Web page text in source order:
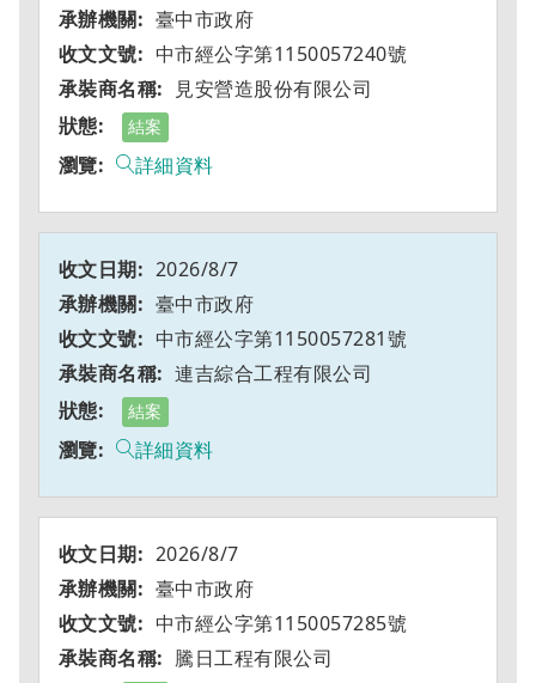
臺中市政府
中市經公字第1150057240號
見安營造股份有限公司
結案
詳細資料
2026/8/7
臺中市政府
中市經公字第1150057281號
連吉綜合工程有限公司
結案
詳細資料
2026/8/7
臺中市政府
中市經公字第1150057285號
騰日工程有限公司